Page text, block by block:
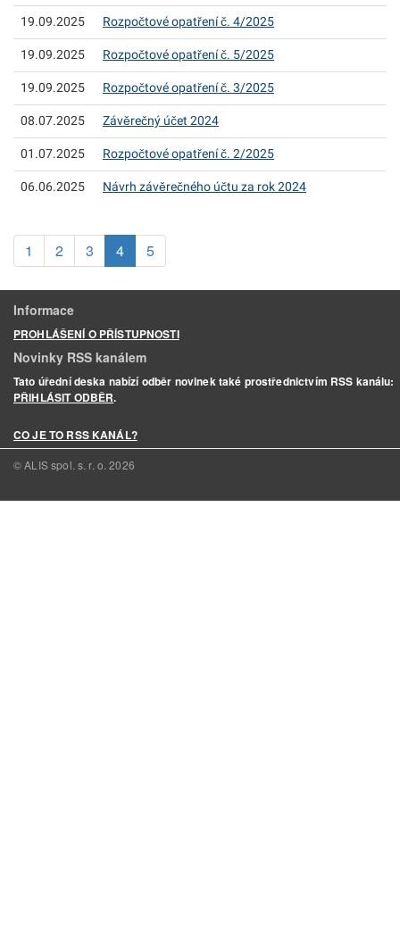
19.09.2025 Rozpočtové opatření č. 4/2025
19.09.2025 Rozpočtové opatření č. 5/2025
19.09.2025 Rozpočtové opatření č. 3/2025
08.07.2025 Závěrečný účet 2024
01.07.2025 Rozpočtové opatření č. 2/2025
06.06.2025 Návrh závěrečného účtu za rok 2024
1 2 3 4(aktuální)
5
Informace
PROHLÁŠENÍ O PŘÍSTUPNOSTI
Novinky RSS kanálem
Tato úřední deska nabízí odběr novinek také prostřednictvím RSS kanálu:
PŘIHLÁSIT ODBĚR.
CO JE TO RSS KANÁL?
© ALIS spol. s. r. o.2026